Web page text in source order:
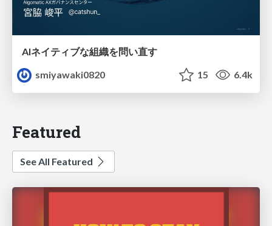
AIネイティブな組織を問い直す
smiyawaki0820
15 6.4k
Featured
See All Featured